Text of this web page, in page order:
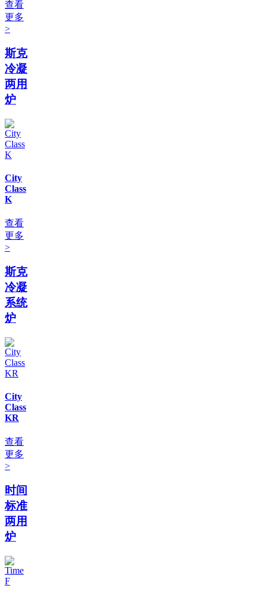
查看
更多
>
斯克
冷凝
两用
炉
City
Class
K
查看
更多
>
斯克
冷凝
系统
炉
City
Class
KR
查看
更多
>
时间
标准
两用
炉